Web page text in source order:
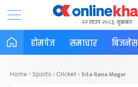
२२ साउन २०८३, शुक्रबार
होमपेज समाचार बिजनेस
Home › Sports › Cricket › Sita Rana Magar